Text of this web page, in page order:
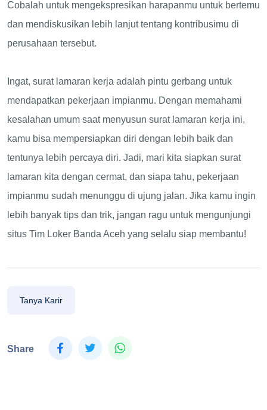
Cobalah untuk mengekspresikan harapanmu untuk bertemu
dan mendiskusikan lebih lanjut tentang kontribusimu di
perusahaan tersebut.
Ingat, surat lamaran kerja adalah pintu gerbang untuk
mendapatkan pekerjaan impianmu. Dengan memahami
kesalahan umum saat menyusun surat lamaran kerja ini,
kamu bisa mempersiapkan diri dengan lebih baik dan
tentunya lebih percaya diri. Jadi, mari kita siapkan surat
lamaran kita dengan cermat, dan siapa tahu, pekerjaan
impianmu sudah menunggu di ujung jalan. Jika kamu ingin
lebih banyak tips dan trik, jangan ragu untuk mengunjungi
situs Tim Loker Banda Aceh yang selalu siap membantu!
Tanya Karir
Share